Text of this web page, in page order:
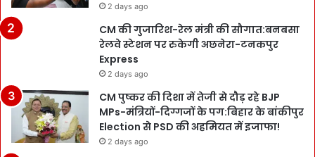
2 days ago
CM की गुजारिश-रेल मंत्री की सौगात:बनबसा
रेलवे स्टेशन पर रुकेगी अछनेरा-टनकपुर
Express
2 days ago
CM पुष्कर की दिशा में तेजी से दौड़ रहे BJP
MPs-मंत्रियों-दिग्गजों के पग:बिहार के बांकीपुर
Election से PSD की अहमियत में इजाफा!
2 days ago